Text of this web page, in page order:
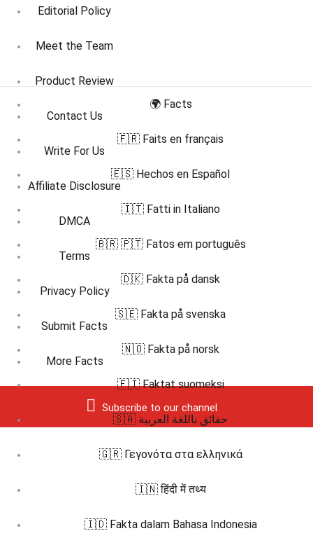
Editorial Policy
Meet the Team
Product Review
Contact Us
Write For Us
Affiliate Disclosure
DMCA
Terms
Privacy Policy
Submit Facts
More Facts
Subscribe to our channel
🌍 Facts
🇫🇷 Faits en français
🇪🇸 Hechos en Español
🇮🇹 Fatti in Italiano
🇧🇷 🇵🇹 Fatos em português
🇩🇰 Fakta på dansk
🇸🇪 Fakta på svenska
🇳🇴 Fakta på norsk
🇫🇮 Faktat suomeksi
🇸🇦 حقائق باللغة العربية
🇬🇷 Γεγονότα στα ελληνικά
🇮🇳 हिंदी में तथ्य
🇮🇩 Fakta dalam Bahasa Indonesia